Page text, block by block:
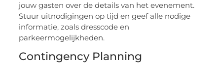
jouw gasten over de details van het evenement.
Stuur uitnodigingen op tijd en geef alle nodige
informatie, zoals dresscode en
parkeermogelijkheden.
Contingency Planning